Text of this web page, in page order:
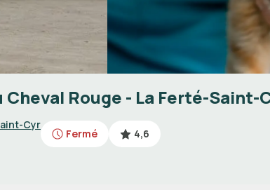
Rouge - La Ferté-Saint-
Cyr
Fermé 4,6